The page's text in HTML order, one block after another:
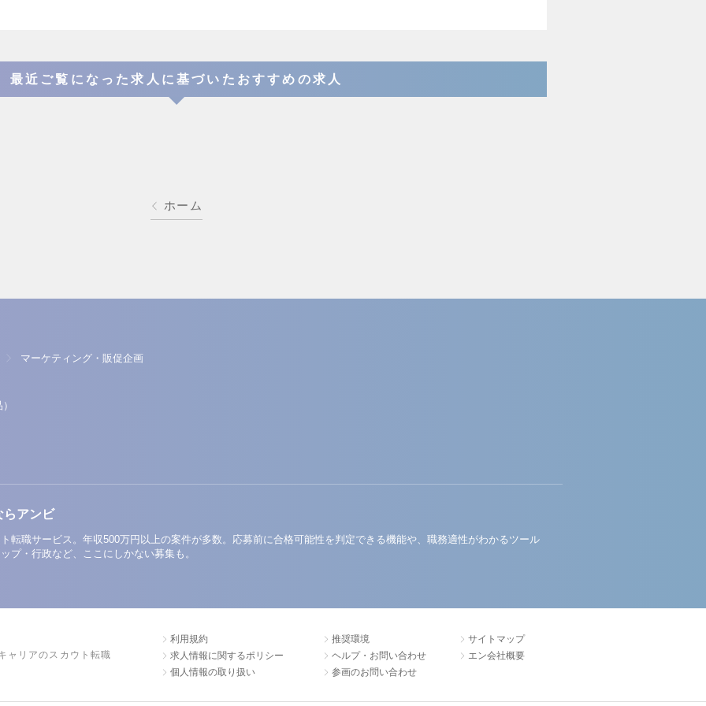
最近ご覧になった求人に基づいたおすすめの求人
ホーム
マーケティング・販促企画
らアンビ
転職サービス。年収500万円以上の案件が多数。応募前に合格可能性を判定できる機能や、職務適性がわかるツール
プ・行政など、ここにしかない募集も。
ャリアのスカウト転職
利用規約
求人情報に関するポリシー
個人情報の取り扱い
推奨環境
ヘルプ・お問い合わせ
参画のお問い合わせ
サイトマップ
エン会社概要